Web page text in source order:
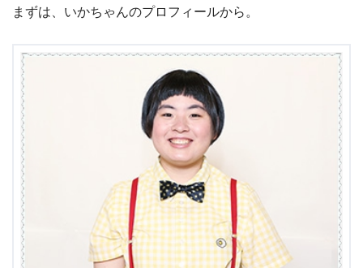
まずは、いかちゃんのプロフィールから。